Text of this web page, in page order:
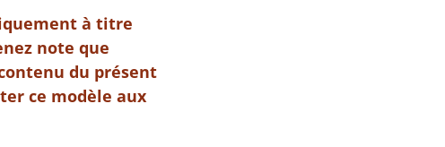
à titre
note que
du présent
ce modèle aux